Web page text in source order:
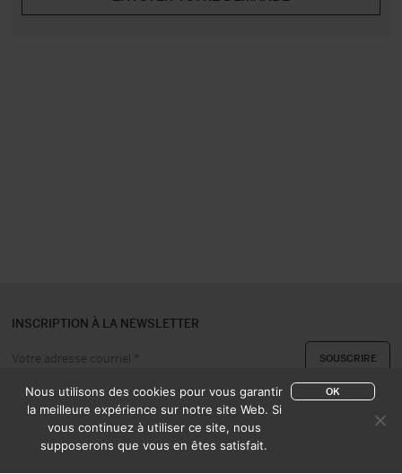
INSCRIPTION À LA NEWSLETTER
Nous utilisons des cookies pour vous garantir
la meilleure expérience sur notre site Web. Si
vous continuez à utiliser ce site, nous
supposerons que vous en êtes satisfait.
OK